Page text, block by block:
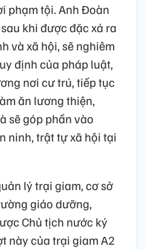
phạm tội. Anh Đoàn
khi được đặc xá ra
và xã hội, sẽ nghiêm
định của pháp luật,
nơi cư trú, tiếp tục
ăn lương thiện,
sẽ góp phần vào
ninh, trật tự xã hội tại
lý trại giam, cơ sở
giáo dưỡng,
Chủ tịch nước ký
này của trại giam A2